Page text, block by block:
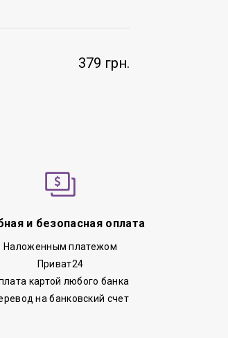
379 грн.
и безопасная оплата
Наложенным платежом
Приват24
картой любого банка
на банковский счет